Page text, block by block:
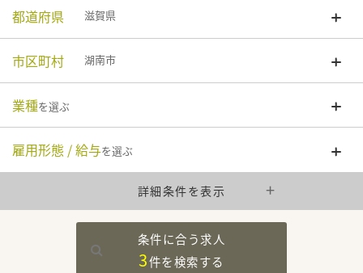
都道府県 滋賀県
市区町村 湖南市
業種を選ぶ
雇用形態 / 給与を選ぶ
詳細条件を表示
条件に合う求人
3件を検索する